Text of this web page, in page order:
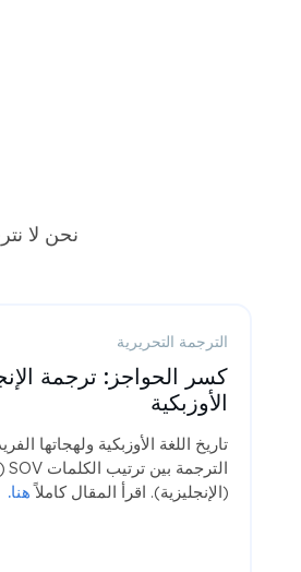
نحن لا
الترجمة التحريرية
كسر الحواجز: ترجمة
الأوزبكية
تاريخ اللغة الأوزبكية ولهجاتها
(الإنجليزية). اقرأ المقال كاملاًهنا.